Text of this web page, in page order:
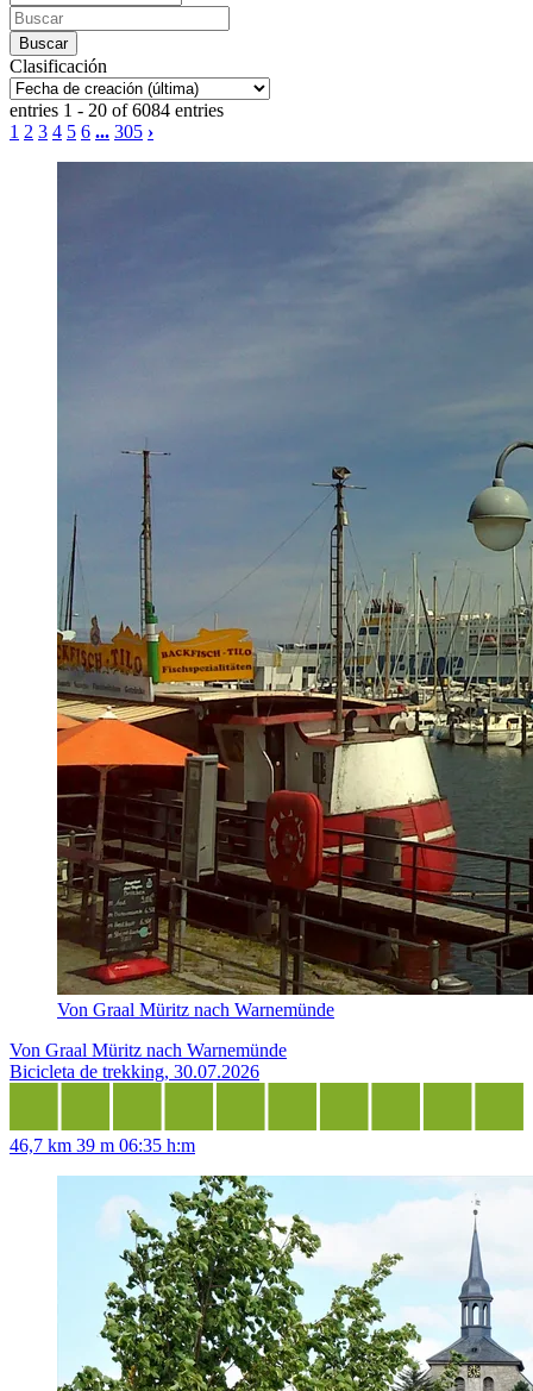
Clasificación
entries 1 - 20 of 6084 entries
1 2 3 4 5 6 ... 305 ›
Von Graal Müritz nach Warnemünde
Von Graal Müritz nach Warnemünde
Bicicleta de trekking, 30.07.2026
46,7 km 39 m 06:35 h:m